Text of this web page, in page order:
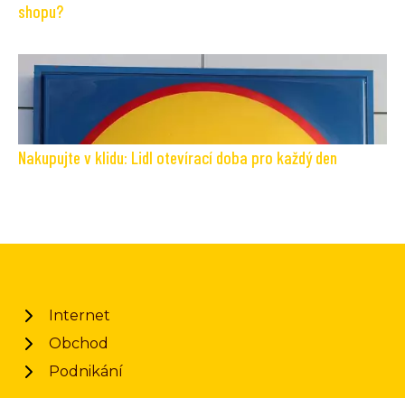
shopu?
Nakupujte v klidu: Lidl otevírací doba pro každý den
Internet
Obchod
Podnikání